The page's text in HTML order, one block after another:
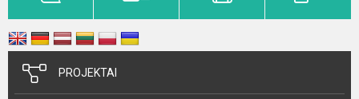
PROJEKTAI